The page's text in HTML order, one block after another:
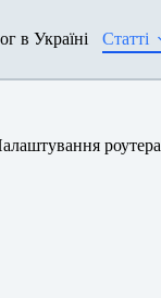
в Україні Статті
роутера